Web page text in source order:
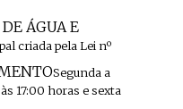
ÁGUA E
criada pela Lei nº
Segunda a
17:00 horas e sexta